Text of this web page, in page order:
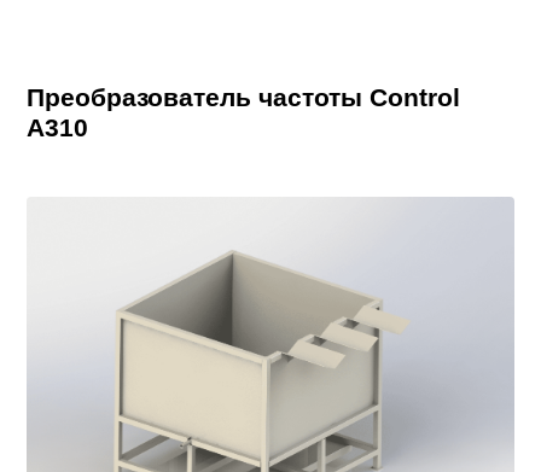
Преобразователь частоты Control
A310